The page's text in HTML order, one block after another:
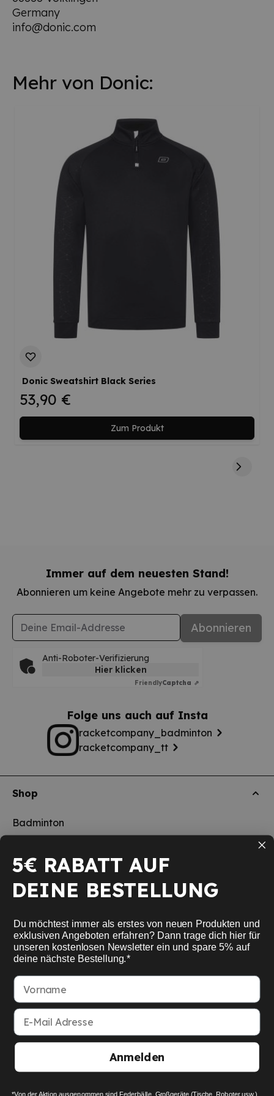
Germany
info@donic.com
Mehr von Donic:
Donic Sweatshirt Black Series
53,90 €
Zum Produkt
Immer auf dem neuesten Stand!
Abonnieren um keine Angebote mehr zu verpassen.
E-Mail-Adresse Abonnieren
Anti-Roboter-Verifizierung
Hier klicken
FriendlyCaptcha ⇗
Folge uns auch auf Insta
racketcompany_badminton
racketcompany_tt
Shop
Badminton
Squash
Pickleball
Schulsport
Service
Mein Konto
American Express
Google PayMasterCard
Visa CardPaypalSEPA bank transfer
Apple Pay
5€ RABATT AUF
DEINE BESTELLUNG
Du möchtest immer als erstes von neuen Produkten und
exklusiven Angeboten erfahren? Dann trage dich hier für
unseren kostenlosen Newsletter ein und spare 5% auf
deine nächste Bestellung.*
Vorname
E-Mail Adresse
Anmelden
*Von der Aktion ausgenommen sind Federbälle, Großgeräte (Tische, Roboter usw.),